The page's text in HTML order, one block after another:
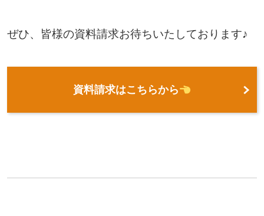
ぜひ、皆様の資料請求お待ちいたしております♪
資料請求はこちらから